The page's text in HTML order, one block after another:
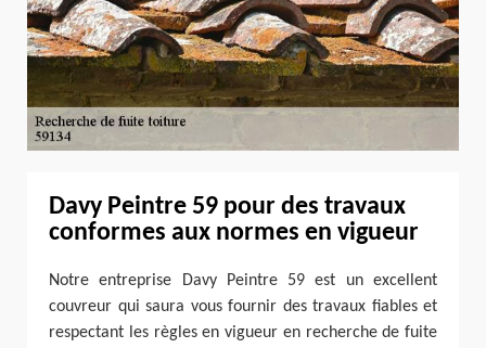
Davy Peintre 59 pour des travaux
conformes aux normes en vigueur
Notre entreprise Davy Peintre 59 est un excellent
couvreur qui saura vous fournir des travaux fiables et
respectant les règles en vigueur en recherche de fuite